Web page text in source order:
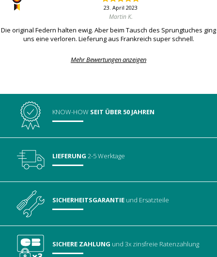
23. April 2023
Martin K.
Die original Federn halten ewig. Aber beim Tausch des Sprungtuches ging
uns eine verloren. Lieferung aus Frankreich super schnell.
Mehr Bewertungen anzeigen
KNOW-HOW SEIT ÜBER 50 JAHREN
LIEFERUNG 2-5 Werktage
SICHERHEITSGARANTIE und Ersatzteile
SICHERE ZAHLUNG und 3x zinsfreie Ratenzahlung